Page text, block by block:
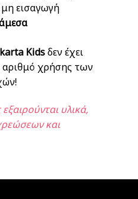
εισαγωγή
Kidsδεν έχει
αριθμό χρήσης των
υλικά,
και